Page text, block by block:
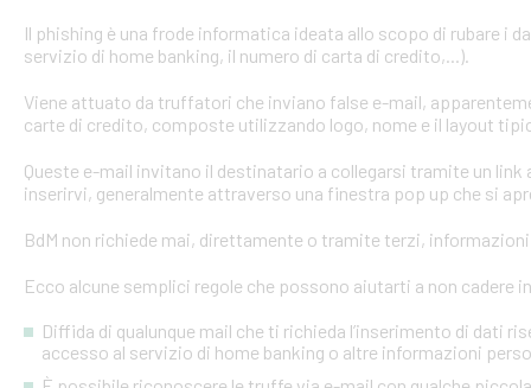
Il phishing è una frode informatica ideata allo scopo di rubare i
servizio di home banking, il numero di carta di credito,...).
Viene attuato da truffatori che inviano false e-mail,
carte di credito, composte utilizzando logo, nome e il layout
Queste e-mail invitano il destinatario a collegarsi tramite un
inserirvi, generalmente attraverso una finestra pop up che si
BdM non richiede mai, direttamente o tramite terzi,
Ecco alcune semplici regole che possono aiutarti a non cadere
Diffida di qualunque mail che ti richieda l’inserimento di dati
accesso al servizio di home banking o altre informazioni